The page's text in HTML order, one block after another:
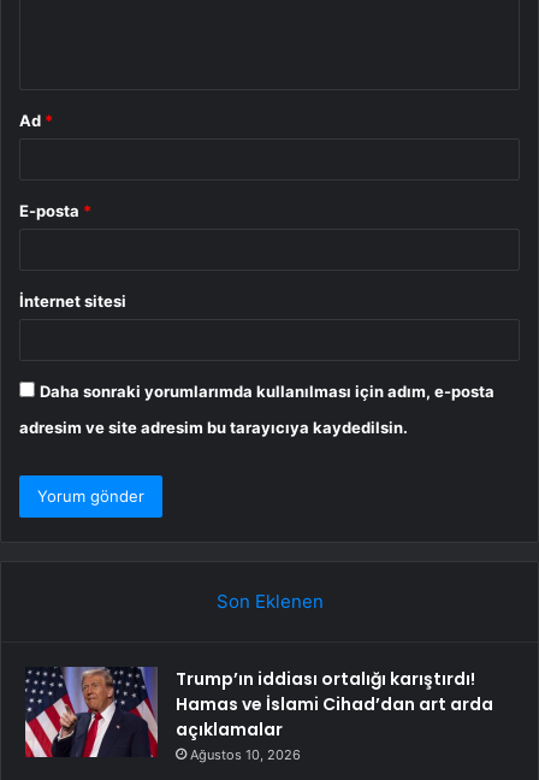
Ad *
E-posta *
İnternet sitesi
Daha sonraki yorumlarımda kullanılması için adım, e-posta
adresim ve site adresim bu tarayıcıya kaydedilsin.
Son Eklenen
Trump’ın iddiası ortalığı karıştırdı!
Hamas ve İslami Cihad’dan art arda
açıklamalar
Ağustos 10, 2026